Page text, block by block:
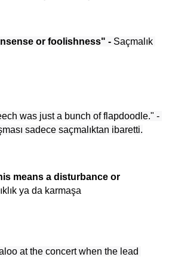
or foolishness" - Saçmalık
was just a bunch of flapdoodle." -
sadece saçmalıktan ibaretti.
means a disturbance or
ya da karmaşa
at the concert when the lead